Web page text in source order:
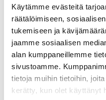
Käytämme evästeitä
räätälöimiseen,
tukemiseen ja
jaamme sosiaalisen
alan kumppaneillemme
sivustoamme.
tietoja muihin tietoihin,
kerätty, kun olet käyttänyt
HF -J